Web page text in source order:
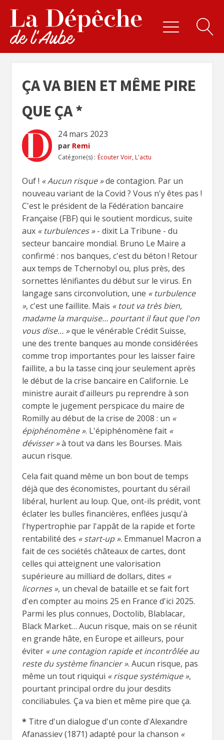
ÇA VA BIEN ET MÊME PIRE
QUE ÇA *
24 mars 2023
par Remi
Catégorie(s) : Écouter Voir, L'actu
Ouf ! « Aucun risque »de contagion. Par un
nouveau variant de la Covid ? Vous n'y êtes pas !
C'est le président de la Fédération bancaire
Française (FBF) qui le soutient mordicus, suite
aux « turbulences »- dixit La Tribune - du
secteur bancaire mondial. Bruno Le Maire a
confirmé : nos banques, c'est du béton ! Retour
aux temps de Tchernobyl ou, plus près, des
sornettes lénifiantes du début sur le virus. En
langage sans circonvolution, une « turbulence
», c'est une faillite. Mais « tout va très bien,
madame la marquise… pourtant ilfaut que l'on
vous dise… »que le vénérable Crédit Suisse,
une des trente banques au monde considérées
comme trop importantes pour les laisser faire
faillite, a bu la tasse cinq jour seulement après
le début de la crise bancaire en Californie. Le
ministre aurait d'ailleurs pu reprendre à son
compte le jugement perspicace du maire de
Romilly au début de la crise de 2008 : un «
épiphénomène ». L'épiphénomène fait «
dévisser »à tout va dans les Bourses. Mais
aucun risque.
Cela fait quand même un bon bout de temps
déjà que des économistes, pourtant du sérail
libéral, hurlent au loup. Que, ont-ils prédit, vont
éclater les bulles financières, enflées jusqu'à
l'hypertrophie par l'appât de la rapide et forte
rentabilité des « start-up ». Emmanuel Macron a
fait de ces sociétés châteaux de cartes, dont
celles qui atteignent une valorisation
supérieure au milliard de dollars, dites «
licornes », un cheval de bataille et se fait fort
d'en compter au moins 25 en France d'ici 2025.
Parmi les plus connues, Doctolib, Blablacar,
Black Market… Aucun risque, mais on se réunit
en grande hâte, en Europe et ailleurs, pour
éviter « une contagion rapide et incontrôlée au
reste du système financier ». Aucun risque, pas
même un tout riquiqui « risque systémique »,
pourtant principal ordre du jour desdits
conciliabules. Ça va bien et même pire que ça.
* Titre d'un dialogue d'un conte d'Alexandre
Afanassiev (1871) adapté pour la chanson «